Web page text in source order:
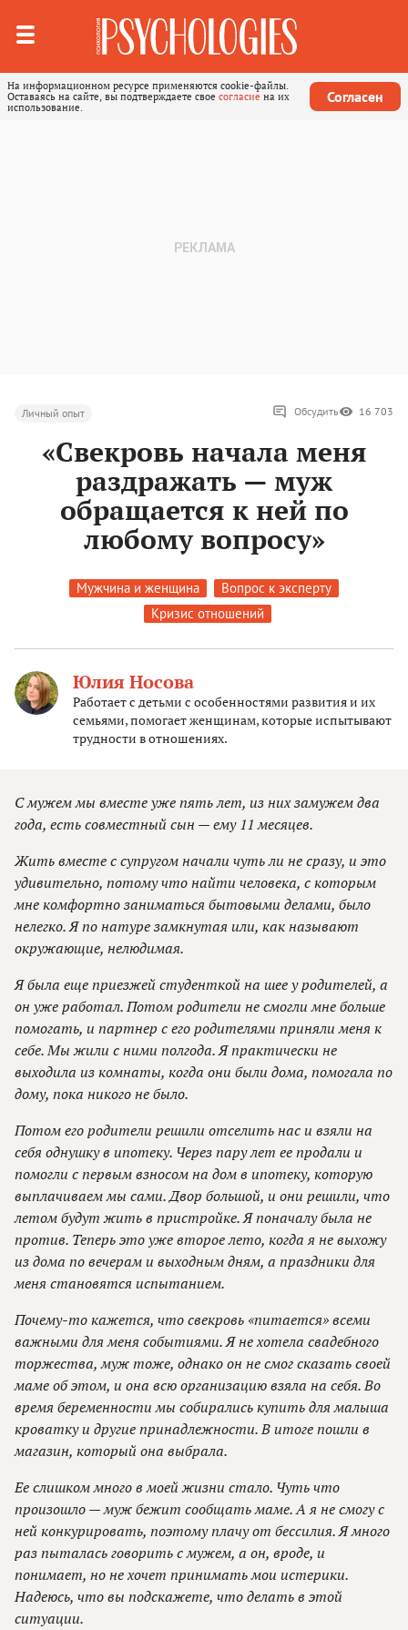
На информационном ресурсе применяются cookie-файлы.
Оставаясь на сайте, вы подтверждаете свое согласие на их
использование.
Согласен
Личный опыт Обсудить 16 703
«Свекровь начала меня
раздражать — муж
обращается к ней по
любому вопросу»
Мужчина и женщина
Вопрос к эксперту
Кризис отношений
Юлия Носова
Работает с детьми с особенностями развития и их
семьями, помогает женщинам, которые испытывают
трудности в отношениях.
С мужем мы вместе уже пять лет, из них замужем два
года, есть совместный сын — ему 11 месяцев.
Жить вместе с супругом начали чуть ли не сразу, и это
удивительно, потому что найти человека, с которым
мне комфортно заниматься бытовыми делами, было
нелегко. Я по натуре замкнутая или, как называют
окружающие, нелюдимая.
Я была еще приезжей студенткой на шее у родителей, а
он уже работал. Потом родители не смогли мне больше
помогать, и партнер с его родителями приняли меня к
себе. Мы жили с ними полгода. Я практически не
выходила из комнаты, когда они были дома, помогала по
дому, пока никого не было.
Потом его родители решили отселить нас и взяли на
себя однушку в ипотеку. Через пару лет ее продали и
помогли с первым взносом на дом в ипотеку, которую
выплачиваем мы сами. Двор большой, и они решили, что
летом будут жить в пристройке. Я поначалу была не
против. Теперь это уже второе лето, когда я не выхожу
из дома по вечерам и выходным дням, а праздники для
меня становятся испытанием.
Почему-то кажется, что свекровь «питается» всеми
важными для меня событиями. Я не хотела свадебного
торжества, муж тоже, однако он не смог сказать своей
маме об этом, и она всю организацию взяла на себя. Во
время беременности мы собирались купить для малыша
кроватку и другие принадлежности. В итоге пошли в
магазин, который она выбрала.
Ее слишком много в моей жизни стало. Чуть что
произошло — муж бежит сообщать маме. А я не смогу с
ней конкурировать, поэтому плачу от бессилия. Я много
раз пыталась говорить с мужем, а он, вроде, и
понимает, но не хочет принимать мои истерики.
Надеюсь, что вы подскажете, что делать в этой
ситуации.